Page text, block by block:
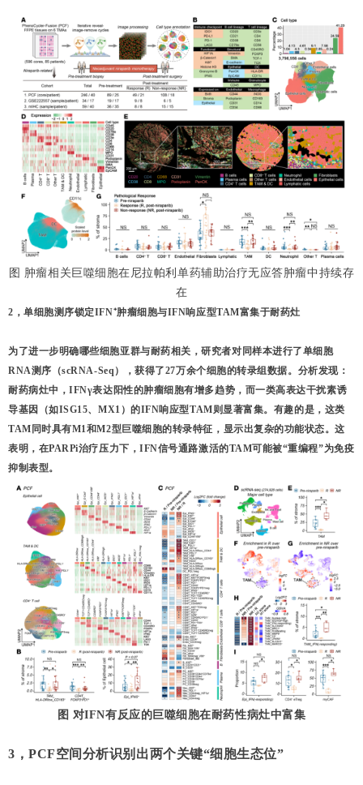
图 肿瘤相关巨噬细胞在尼拉帕利单药辅助治疗无应答肿瘤中持续存
在
2，单细胞测序锁定IFN⁺肿瘤细胞与IFN响应型TAM富集于耐药灶
为了进一步明确哪些细胞亚群与耐药相关，研究者对同样本进行了单细胞
RNA测序（scRNA-Seq）
，获得了27万余个细胞的转录组数据。分析发现：
耐药病灶中，IFNγ表达阳性的肿瘤细胞有增多趋势，而一类高表达干扰素诱
导基因（如ISG15、MX1）的IFN响应型TAM则显著富集。有趣的是，这类
TAM同时具有M1和M2型巨噬细胞的转录特征，显示出复杂的功能状态。这
表明，在PARPi治疗压力下，IFN信号通路激活的TAM可能被“重编程”为免疫
抑制表型。
图 对IFN有反应的巨噬细胞在耐药性病灶中富集
3，PCF空间分析识别出两个关键“细胞生态位”